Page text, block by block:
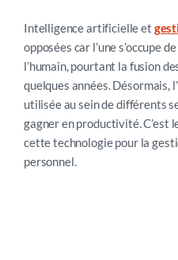
Intelligence artificielle et
opposées car l’une s’occupe
l’humain, pourtant la fusion
quelques années.
utilisée au sein de différents
gagner en productivité. C’est
cette technologie pour la
personnel.